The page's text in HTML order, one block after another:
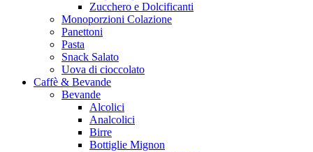
Zucchero e Dolcificanti
Monoporzioni Colazione
Panettoni
Pasta
Snack Salato
Uova di cioccolato
Caffè & Bevande
Bevande
Alcolici
Analcolici
Birre
Bottiglie Mignon